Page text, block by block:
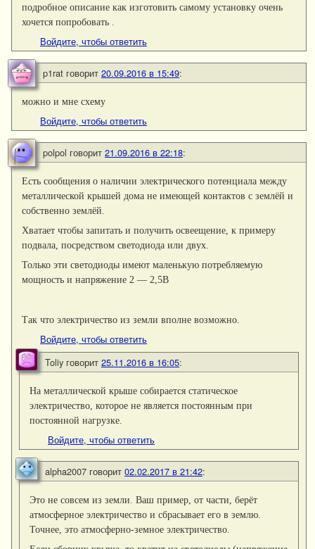
подробное описание как изготовить самому установку очень
хочется попробовать .
Войдите, чтобы ответить
p1rat говорит 20.09.2016 в 15:49:
можно и мне схему
Войдите, чтобы ответить
polpol говорит 21.09.2016 в 22:18:
Есть сообщения о наличии электрического потенциала между
металлической крышей дома не имеющей контактов с землёй и
собственно землёй.
Хватает чтобы запитать и получить освеещение, к примеру
подвала, посредством светодиода или двух.
Только эти светодиоды имеют маленькую потребляемую
мощность и напряжение 2 — 2,5В
Так что электричество из земли вполне возможно.
Войдите, чтобы ответить
Toliy говорит 25.11.2016 в 16:05:
На металлической крыше собирается статическое
электричество, которое не является постоянным при
постоянной нагрузке.
Войдите, чтобы ответить
alpha2007 говорит 02.02.2017 в 21:42:
Это не совсем из земли. Ваш пример, от части, берёт
атмосферное электричество и сбрасывает его в землю.
Точнее, это атмосферно-земное электричество.